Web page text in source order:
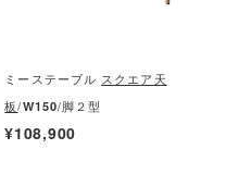
ミーステーブル スクエア天
板/W150/脚２型
¥108,900